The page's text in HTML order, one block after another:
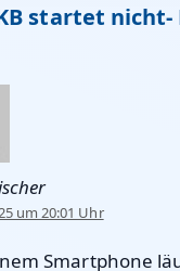
startet nicht-
um 20:01 Uhr
Smartphone